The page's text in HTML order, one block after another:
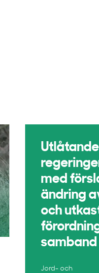
med
ändring
och
Jord- och